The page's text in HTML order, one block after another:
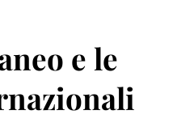
e le